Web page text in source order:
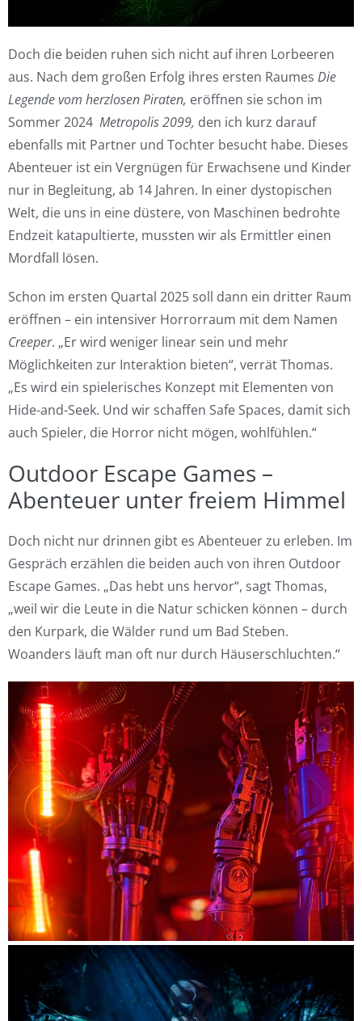
Doch die beiden ruhen sich nicht auf ihren Lorbeeren
aus. Nach dem großen Erfolg ihres ersten Raumes Die
Legende vom herzlosen Piraten, eröffnen sie schon im
Sommer 2024 Metropolis 2099, den ich kurz darauf
ebenfalls mit Partner und Tochter besucht habe. Dieses
Abenteuer ist ein Vergnügen für Erwachsene und Kinder
nur in Begleitung, ab 14 Jahren. In einer dystopischen
Welt, die uns in eine düstere, von Maschinen bedrohte
Endzeit katapultierte, mussten wir als Ermittler einen
Mordfall lösen.
Schon im ersten Quartal 2025 soll dann ein dritter Raum
eröffnen – ein intensiver Horrorraum mit dem Namen
Creeper. „Er wird weniger linear sein und mehr
Möglichkeiten zur Interaktion bieten“, verrät Thomas.
„Es wird ein spielerisches Konzept mit Elementen von
Hide-and-Seek. Und wir schaffen Safe Spaces, damit sich
auch Spieler, die Horror nicht mögen, wohlfühlen.“
Outdoor Escape Games –
Abenteuer unter freiem Himmel
Doch nicht nur drinnen gibt es Abenteuer zu erleben. Im
Gespräch erzählen die beiden auch von ihren Outdoor
Escape Games. „Das hebt uns hervor“, sagt Thomas,
„weil wir die Leute in die Natur schicken können – durch
den Kurpark, die Wälder rund um Bad Steben.
Woanders läuft man oft nur durch Häuserschluchten.“